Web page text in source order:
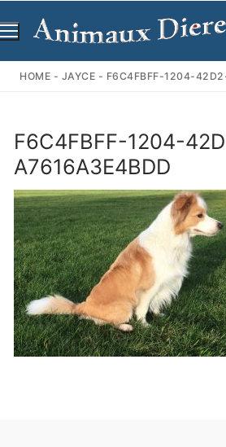
naar
inhoud
HOME - JAYCE - F6C4FBFF-1204-
F6C4FBFF-1204-
A7616A3E4BDD